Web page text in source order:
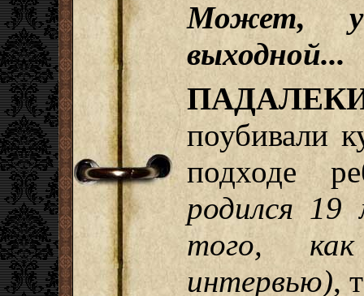
Может,
выходной...
поубивали
подходе
родился
того,
интервью),